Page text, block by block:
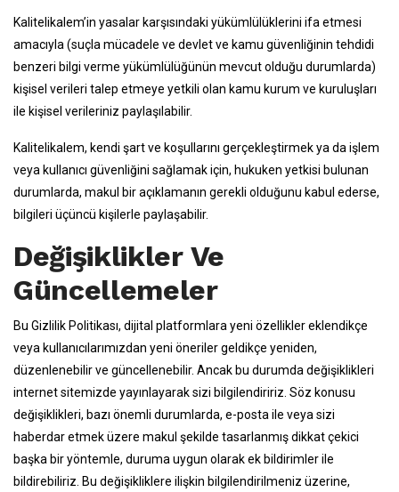
Kalitelikalem’in yasalar karşısındaki yükümlülüklerini ifa etmesi
amacıyla (suçla mücadele ve devlet ve kamu güvenliğinin tehdidi
benzeri bilgi verme yükümlülüğünün mevcut olduğu durumlarda)
kişisel verileri talep etmeye yetkili olan kamu kurum ve kuruluşları
ile kişisel verileriniz paylaşılabilir.
Kalitelikalem, kendi şart ve koşullarını gerçekleştirmek ya da işlem
veya kullanıcı güvenliğini sağlamak için, hukuken yetkisi bulunan
durumlarda, makul bir açıklamanın gerekli olduğunu kabul ederse,
bilgileri üçüncü kişilerle paylaşabilir.
Değişiklikler Ve
Güncellemeler
Bu Gizlilik Politikası, dijital platformlara yeni özellikler eklendikçe
veya kullanıcılarımızdan yeni öneriler geldikçe yeniden,
düzenlenebilir ve güncellenebilir. Ancak bu durumda değişiklikleri
internet sitemizde yayınlayarak sizi bilgilendiririz. Söz konusu
değişiklikleri, bazı önemli durumlarda, e-posta ile veya sizi
haberdar etmek üzere makul şekilde tasarlanmış dikkat çekici
başka bir yöntemle, duruma uygun olarak ek bildirimler ile
bildirebiliriz. Bu değişikliklere ilişkin bilgilendirilmeniz üzerine,